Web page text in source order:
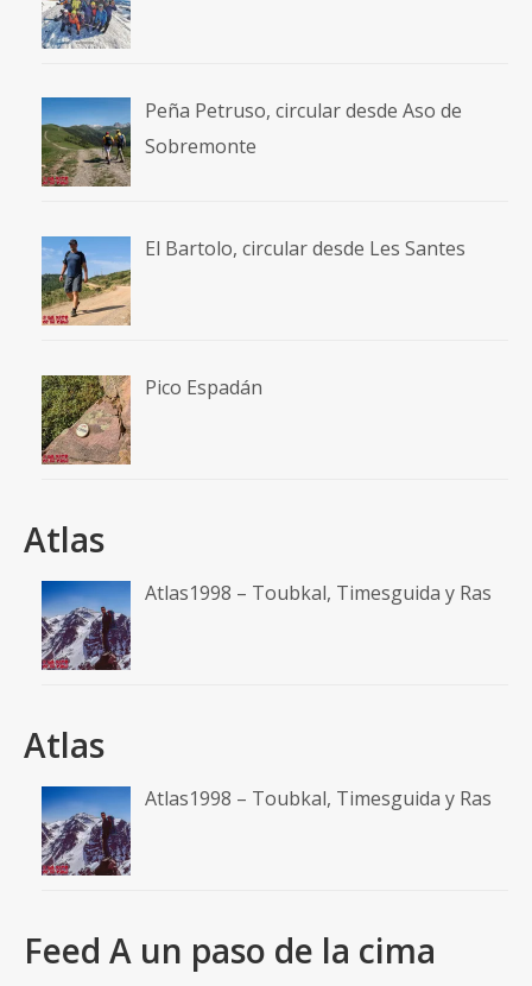
Peña Petruso, circular desde Aso de
Sobremonte
El Bartolo, circular desde Les Santes
Pico Espadán
Atlas
Atlas1998 – Toubkal, Timesguida y Ras
Atlas
Atlas1998 – Toubkal, Timesguida y Ras
Feed A un paso de la cima